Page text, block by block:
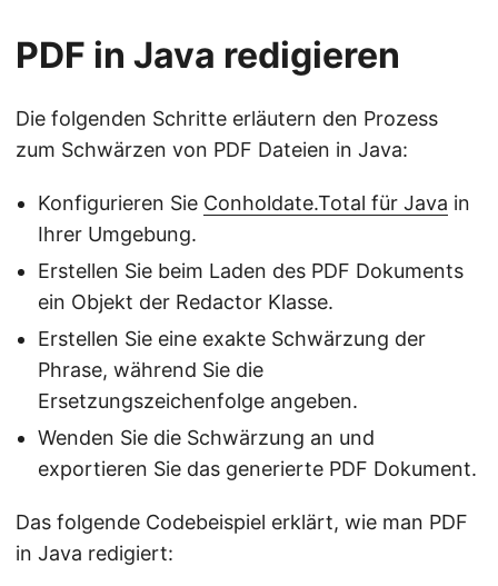
PDF in Java redigieren
Die folgenden Schritte erläutern den Prozess
zum Schwärzen von PDF Dateien in Java:
Konfigurieren Sie Conholdate.Total für Java in
Ihrer Umgebung.
Erstellen Sie beim Laden des PDF Dokuments
ein Objekt der Redactor Klasse.
Erstellen Sie eine exakte Schwärzung der
Phrase, während Sie die
Ersetzungszeichenfolge angeben.
Wenden Sie die Schwärzung an und
exportieren Sie das generierte PDF Dokument.
Das folgende Codebeispiel erklärt, wie man PDF
in Java redigiert: